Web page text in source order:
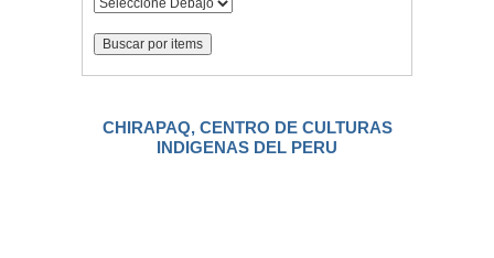
CHIRAPAQ, CENTRO DE CULTURAS
INDIGENAS DEL PERU